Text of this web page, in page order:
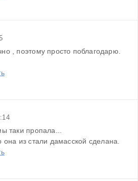
, поэтому просто поблагодарю.
таки пропала...
из стали дамасской сделана.